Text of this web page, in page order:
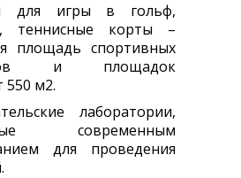
для игры в гольф,
теннисные корты –
площадь спортивных
и площадок
550 м2.
лаборатории,
современным
для проведения